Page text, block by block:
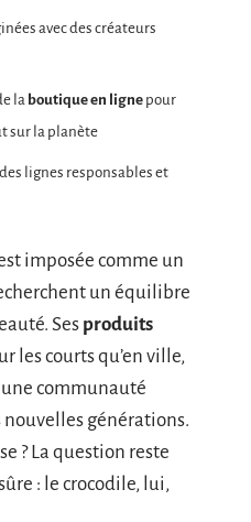
avec des créateurs
la boutique en ligne pour
sur la planète
lignes responsables et
imposée comme un
un équilibre
Ses produits
les courts qu’en ville,
communauté
générations.
? La question reste
: le crocodile, lui,